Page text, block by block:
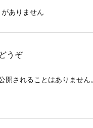
ありません
うぞ
開されることはありません。